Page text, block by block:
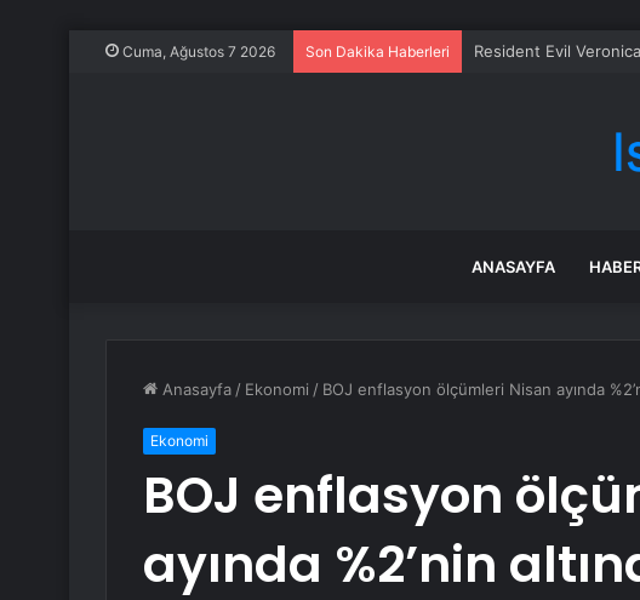
Cuma, Ağustos 7 2026 Son Dakika Haberleri Resident Evil
ANASAYFA
Anasayfa / Ekonomi / BOJ enflasyon ölçümleri Nisan ayında
Ekonomi
BOJ enflasyon
ayında %2’nin